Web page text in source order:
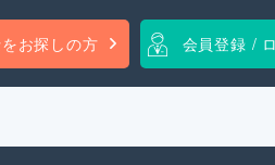
お探しの方 会員登録 /